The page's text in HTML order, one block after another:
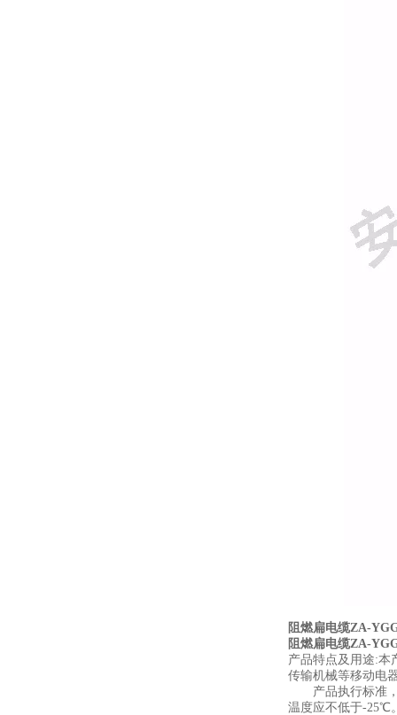
阻燃扁电缆ZA-
阻燃扁电缆ZA-
产品特点及用途:本
传输机械等移动电
产品执行标准，
温度应不低于-25℃